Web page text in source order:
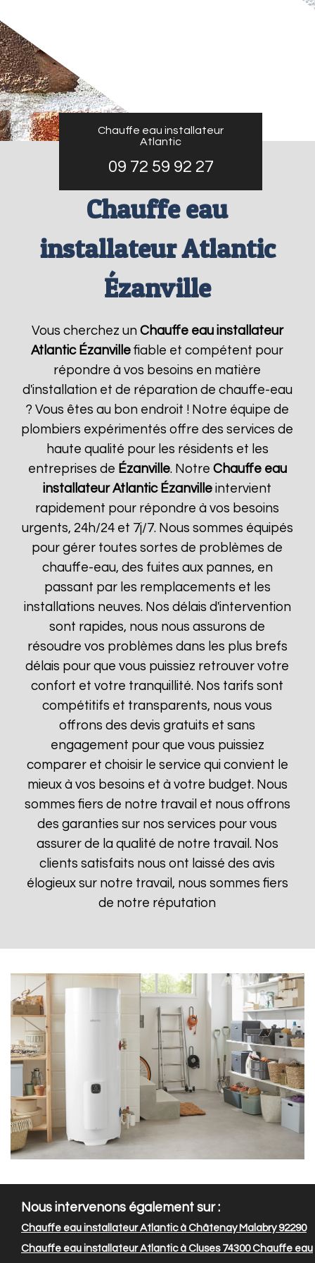
Chauffe eau installateur
Atlantic
09 72 59 92 27
Chauffe eau
installateur Atlantic
Ézanville
Vous cherchez un Chauffe eau installateur
Atlantic Ézanville fiable et compétent pour
répondre à vos besoins en matière
d'installation et de réparation de chauffe-eau
? Vous êtes au bon endroit ! Notre équipe de
plombiers expérimentés offre des services de
haute qualité pour les résidents et les
entreprises de Ézanville. Notre Chauffe eau
installateur Atlantic Ézanville intervient
rapidement pour répondre à vos besoins
urgents, 24h/24 et 7j/7. Nous sommes équipés
pour gérer toutes sortes de problèmes de
chauffe-eau, des fuites aux pannes, en
passant par les remplacements et les
installations neuves. Nos délais d'intervention
sont rapides, nous nous assurons de
résoudre vos problèmes dans les plus brefs
délais pour que vous puissiez retrouver votre
confort et votre tranquillité. Nos tarifs sont
compétitifs et transparents, nous vous
offrons des devis gratuits et sans
engagement pour que vous puissiez
comparer et choisir le service qui convient le
mieux à vos besoins et à votre budget. Nous
sommes fiers de notre travail et nous offrons
des garanties sur nos services pour vous
assurer de la qualité de notre travail. Nos
clients satisfaits nous ont laissé des avis
élogieux sur notre travail, nous sommes fiers
de notre réputation
Nous intervenons également sur :
Chauffe eau installateur Atlantic à Châtenay Malabry 92290
Chauffe eau installateur Atlantic à Cluses 74300Chauffe eau